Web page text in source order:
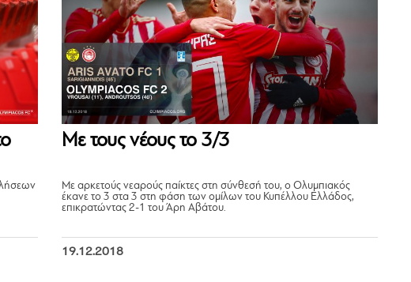
Με τους νέους το 3/3
Με αρκετούς νεαρούς παίκτες στη σύνθεσή του, ο Ολυμπιακός
έκανε το 3 στα 3 στη φάση των ομίλων του Κυπέλλου Ελλάδος,
επικρατώντας 2-1 του Άρη Αβάτου.
19.12.2018